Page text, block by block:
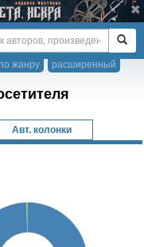
расширенный
жанру
Авт. колонки